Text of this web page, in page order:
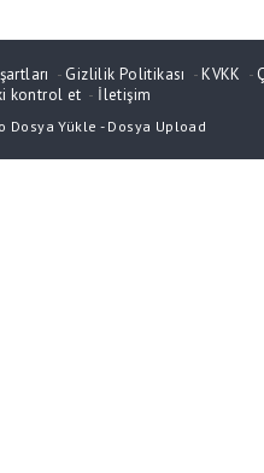
- Gizlilik Politikası -KVKK -
kontrol et - İletişim
Dosya Yükle - Dosya Upload